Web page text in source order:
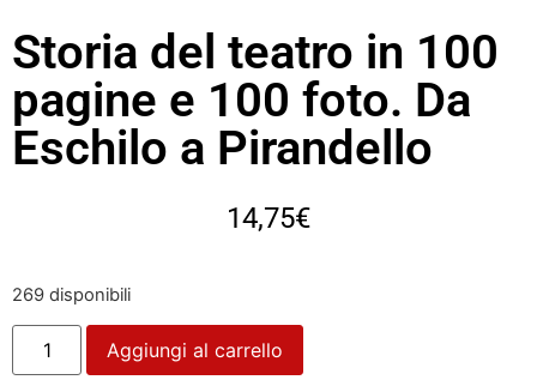
Storia del teatro in 100
pagine e 100 foto. Da
Eschilo a Pirandello
14,75€
269 disponibili
Aggiungi al carrello